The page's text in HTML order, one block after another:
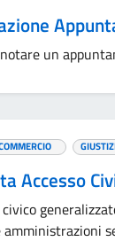
un
Accesso
civico
amministrazioni